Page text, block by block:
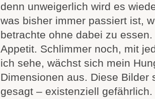
denn unweigerlich wird es
was bisher immer passiert ist,
betrachte ohne dabei zu
Appetit. Schlimmer noch, mit
ich sehe, wächst sich mein
Dimensionen aus. Diese Bilder
gesagt – existenziell